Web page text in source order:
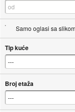
Samo oglasi sa
Tip kuće
Broj etaža